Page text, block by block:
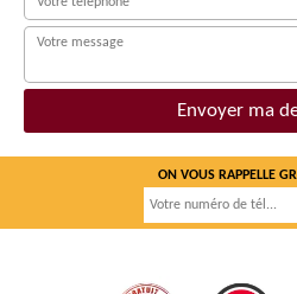
ON VOUS RAPPELLE